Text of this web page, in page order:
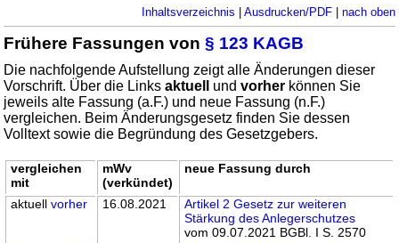
Inhaltsverzeichnis Ausdrucken/PDF| nach oben
Frühere Fassungen von§ 123 KAGB
Die nachfolgende Aufstellung zeigt alle Änderungen dieser
Vorschrift. Über die Linksaktuell undvorher können Sie
jeweils alte Fassung (a.F.) und neue Fassung (n.F.)
vergleichen. Beim Änderungsgesetz finden Sie dessen
Volltext sowie die Begründung des Gesetzgebers.
vergleichen
mit
mWv
(verkündet)
neue Fassung durch
aktuellvorher 16.08.2021
Artikel 2 Gesetz zur weiteren
Stärkung des Anlegerschutzes
vom 09.07.2021 BGBl. I S. 2570